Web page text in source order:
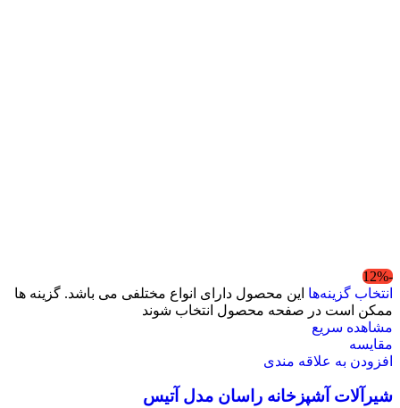
-12%
انتخاب گزینه‌ها این محصول دارای انواع مختلفی می باشد. گزینه ها
ممکن است در صفحه محصول انتخاب شوند
مشاهده سریع
مقایسه
افزودن به علاقه مندی
شیرآلات آشپزخانه راسان مدل آتیس